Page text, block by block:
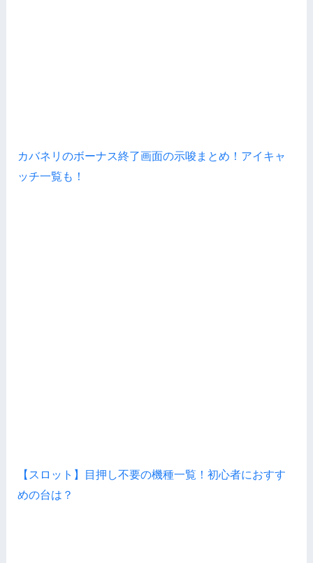
カバネリのボーナス終了画面の示唆まとめ！アイキャ
ッチ一覧も！
【スロット】目押し不要の機種一覧！初心者におすす
めの台は？